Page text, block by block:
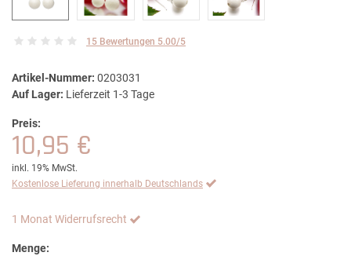
15 Bewertungen 5.00/5
Artikel-Nummer: 0203031
Auf Lager: Lieferzeit 1-3 Tage
Preis:
10,95 €
inkl. 19% MwSt.
Kostenlose Lieferung innerhalb Deutschlands
1 Monat Widerrufsrecht
Menge: